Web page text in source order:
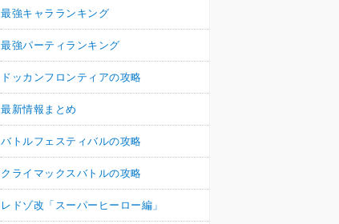
最強キャラランキング
最強パーティランキング
ドッカンフロンティアの攻略
最新情報まとめ
バトルフェスティバルの攻略
クライマックスバトルの攻略
レドゾ改「スーパーヒーロー編」